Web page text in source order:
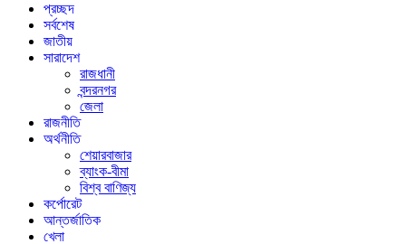
প্রচ্ছদ
সর্বশেষ
জাতীয়
সারাদেশ
রাজধানী
বন্দরনগর
জেলা
রাজনীতি
অর্থনীতি
শেয়ারবাজার
ব্যাংক-বীমা
বিশ্ব বাণিজ্য
কর্পোরেট
আন্তর্জাতিক
খেলা